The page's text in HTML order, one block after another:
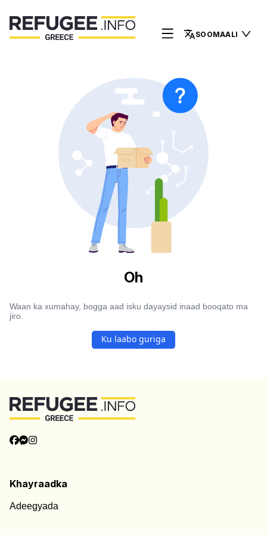
SOOMAALI
Oh
Waan ka xumahay, bogga aad isku dayaysid inaad booqato ma
jiro.
Ku laabo guriga
Khayraadka
Adeegyada